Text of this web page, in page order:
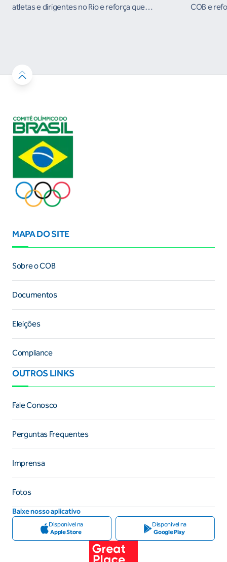
atletas e dirigentes no Rio e reforça que
COB e
MAPA DO SITE
Sobre o COB
Documentos
Eleições
Compliance
OUTROS LINKS
Fale Conosco
Perguntas Frequentes
Imprensa
Fotos
Baixe nosso aplicativo
Disponível na
Apple Store
Disponível na
Google Play